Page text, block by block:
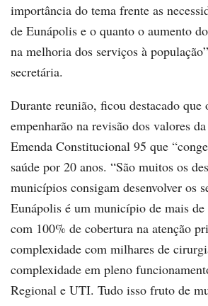
importância do tema frente as
de Eunápolis e o quanto o aumento
na melhoria dos serviços à
secretária.
Durante reunião, ficou destacado que
empenharão na revisão dos valores
Emenda Constitucional 95 que
saúde por 20 anos. “São muitos os
municípios consigam desenvolver os
Eunápolis é um município de mais
com 100% de cobertura na atenção
complexidade com milhares de
complexidade em pleno
Regional e UTI. Tudo isso fruto de